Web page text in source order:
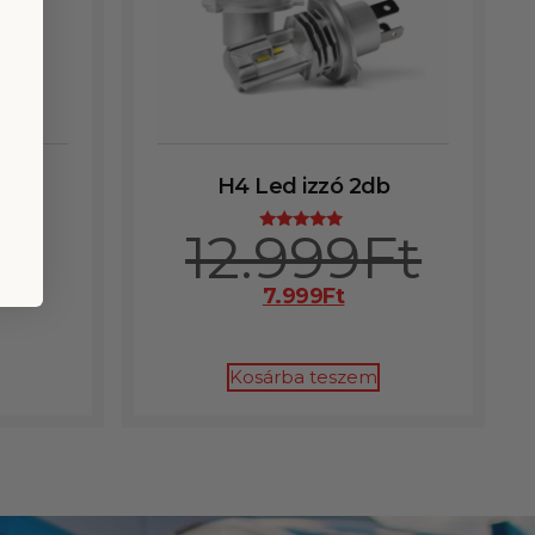
H4 Led izzó 2db
Értékelés:
5.00
/ 5
12.999Ft
7.999Ft
Kosárba teszem